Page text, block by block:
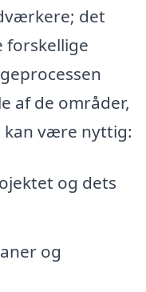
det
af de områder,
være nyttig:
og dets
og